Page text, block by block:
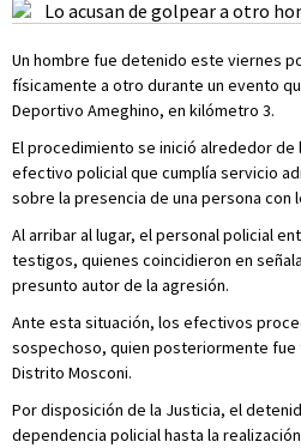
Un hombre fue detenido este viernes
físicamente a otro durante un evento
Deportivo Ameghino, en kilómetro 3.
El procedimiento se inició alrededor de
efectivo policial que cumplía servicio
sobre la presencia de una persona
Al arribar al lugar, el personal policial
testigos, quienes coincidieron en
presunto autor de la agresión.
Ante esta situación, los efectivos
sospechoso, quien posteriormente fue
Distrito Mosconi.
Por disposición de la Justicia, el
dependencia policial hasta la